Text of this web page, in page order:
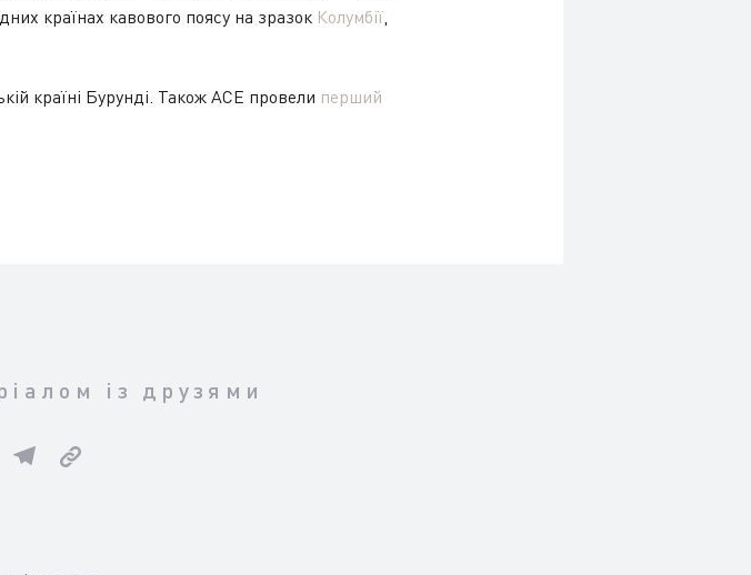
країнах кавового поясу на зразок Колумбії,
країні Бурунді. Також ACE провели перший
із друзями